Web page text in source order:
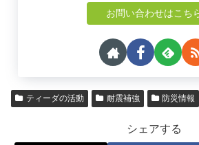
お問い合わせはこち
ティーダの活動 耐震補強 防災情報
シェアする